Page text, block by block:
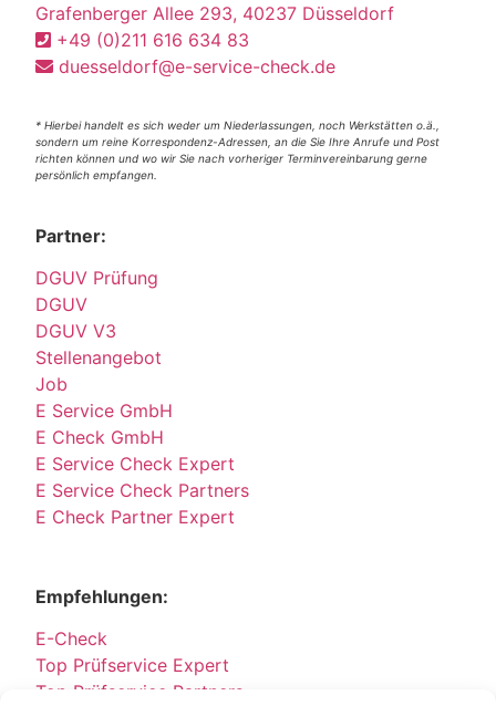
Grafenberger Allee 293, 40237 Düsseldorf
+49 (0)211 616 634 83
duesseldorf@e-service-check.de
* Hierbei handelt es sich weder um Niederlassungen, noch Werkstätten o.ä.,
sondern um reine Korrespondenz-Adressen, an die Sie Ihre Anrufe und Post
richten können und wo wir Sie nach vorheriger Terminvereinbarung gerne
persönlich empfangen.
Partner:
DGUV Prüfung
DGUV
DGUV V3
Stellenangebot
Job
E Service GmbH
E Check GmbH
E Service Check Expert
E Service Check Partners
E Check Partner Expert
Empfehlungen:
E-Check
Top Prüfservice Expert
Top Prüfservice Partners